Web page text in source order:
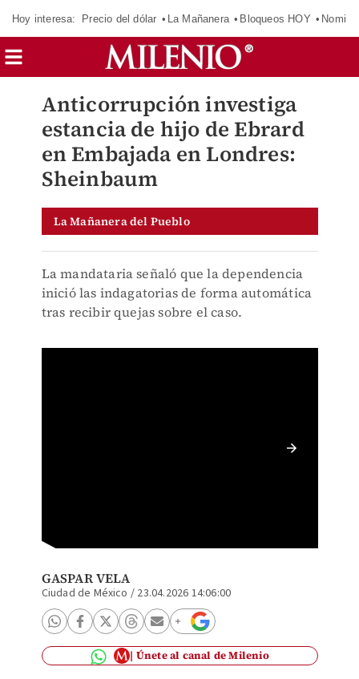
Hoy interesa: Precio del dólar La Mañanera Bloqueos HOY
Anticorrupción investiga
estancia de hijo de Ebrard
en Embajada en Londres:
Sheinbaum
La Mañanera del Pueblo
La mandataria señaló que la dependencia
inició las indagatorias de forma automática
tras recibir quejas sobre el caso.
GASPAR VELA
Ciudad de México / 23.04.2026 14:06:00
Únete al canal de Milenio